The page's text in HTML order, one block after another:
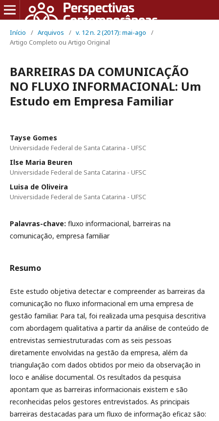
Início / Arquivos / v. 12 n. 2 (2017): mai-ago
/
Artigo Completo ou Artigo Original
BARREIRAS DA COMUNICAÇÃO
NO FLUXO INFORMACIONAL: Um
Estudo em Empresa Familiar
Tayse Gomes
Universidade Federal de Santa Catarina - UFSC
Ilse Maria Beuren
Universidade Federal de Santa Catarina - UFSC
Luisa de Oliveira
Universidade Federal de Santa Catarina - UFSC
Palavras-chave: fluxo informacional, barreiras na
comunicação, empresa familiar
Resumo
Este estudo objetiva detectar e compreender as barreiras da
comunicação no fluxo informacional em uma empresa de
gestão familiar. Para tal, foi realizada uma pesquisa descritiva
com abordagem qualitativa a partir da análise de conteúdo de
entrevistas semiestruturadas com as seis pessoas
diretamente envolvidas na gestão da empresa, além da
triangulação com dados obtidos por meio da observação in
loco e análise documental. Os resultados da pesquisa
apontam que as barreiras informacionais existem e são
reconhecidas pelos gestores entrevistados. As principais
barreiras destacadas para um fluxo de informação eficaz são: